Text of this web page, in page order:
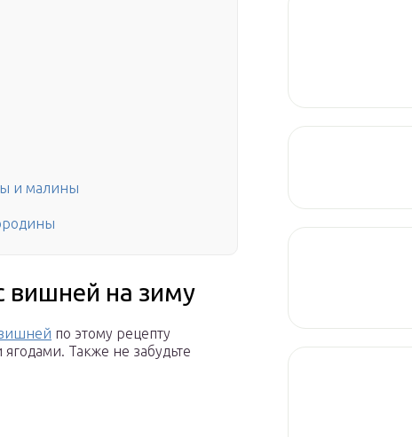
и малины
вишней на зиму
по этому рецепту
Также не забудьте